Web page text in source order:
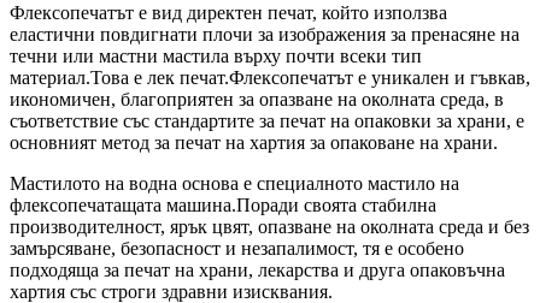
Флексопечатът е вид директен печат, който използва
еластични повдигнати плочи за изображения за пренасяне на
течни или мастни мастила върху почти всеки тип
материал.Това е лек печат.Флексопечатът е уникален и гъвкав,
икономичен, благоприятен за опазване на околната среда, в
съответствие със стандартите за печат на опаковки за храни, е
основният метод за печат на хартия за опаковане на храни.
Мастилото на водна основа е специалното мастило на
флексопечатащата машина.Поради своята стабилна
производителност, ярък цвят, опазване на околната среда и без
замърсяване, безопасност и незапалимост, тя е особено
подходяща за печат на храни, лекарства и друга опаковъчна
хартия със строги здравни изисквания.